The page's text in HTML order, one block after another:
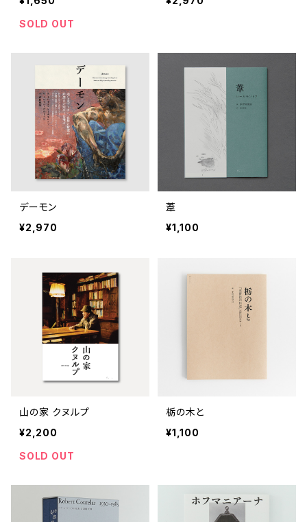
SOLD OUT
デーモン
¥2,970
葦
¥1,100
山の家 クヌルプ
¥2,200
SOLD OUT
栃の木と
¥1,100